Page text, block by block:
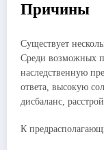
Причины
Существует
Среди возможных
наследственную
ответа, высокую
дисбаланс,
К